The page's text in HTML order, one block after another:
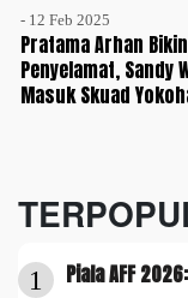
- 12 Feb 2025
Pratama Arhan
Penyelamat, Sandy
Masuk Skuad
1 Piala AFF